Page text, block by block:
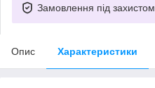
Замовлення під захистом
Опис Характеристики